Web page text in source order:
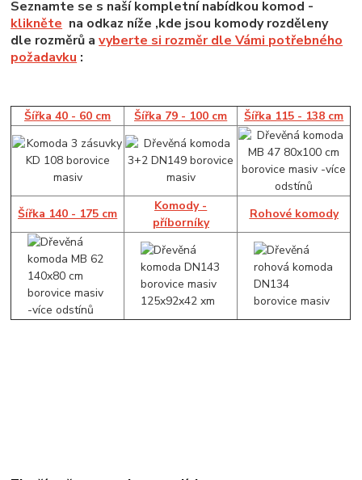
Seznamte se s naší kompletní nabídkou komod -
klikněte na odkaz níže ,kde jsou komody rozděleny
dle rozměrů avyberte si rozměr dle Vámi potřebného
požadavku :
Šířka 40 - 60 cm Šířka 79 - 100 cm Šířka 115 - 138 cm
Šířka 140 - 175 cm
Komody -
příborníky
Rohové komody